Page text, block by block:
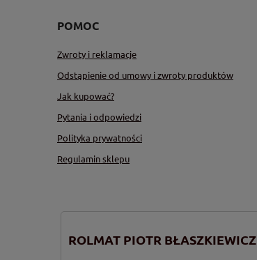
POMOC
Zwroty i reklamacje
Odstąpienie od umowy i zwroty produktów
Jak kupować?
Pytania i odpowiedzi
Polityka prywatności
Regulamin sklepu
ROLMAT PIOTR BŁASZKIEWICZ